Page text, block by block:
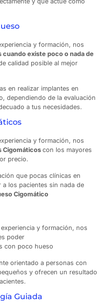
y formación, nos
existe poco o nada de
calidad posible al mejor
en realizar implantes en
dependiendo de la evaluación
a tus necesidades.
y formación, nos
Cigomáticos con los mayores
precio.
que pocas clínicas en
los pacientes sin nada de
Cigomático
y formación, nos
poder
con poco hueso
orientado a personas con
y ofrecen un resultado
Guiada